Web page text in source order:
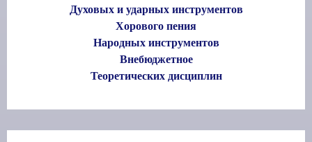
Духовых и ударных инструментов
Хорового пения
Народных инструментов
Внебюджетное
Теоретических дисциплин